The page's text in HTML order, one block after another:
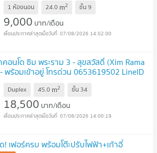
1 ห้องนอน 24.0 m2 ชั้น9
9,000 บาท/เดือน
07/08/2026 14:02:00
คอนโด ซิม พระราม 3 - สุขสวัสดิ์ (Xim Rama
พร้อมเข้าอยู่ โทรด่วน 0653619502 LineID
Duplex 45.0 m2 ชั้น 34
18,500 บาท/เดือน
07/08/2026 14:00:19
เฟอร์ครบ พร้อมโต๊ะปรับไฟฟ้า+เก้าอี้